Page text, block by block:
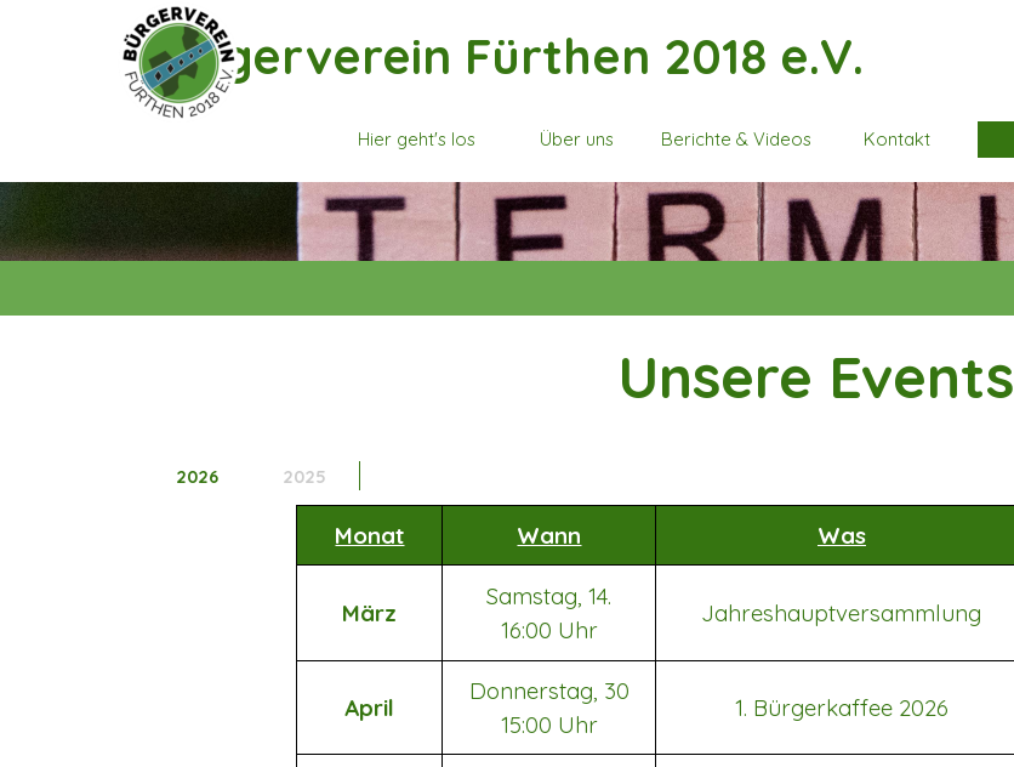
Direkt zum Seiteninhalt
Bürgerverein Fürthen 2018 e.V.
Menü überspringen
Hier geht's los Über uns ▼
Berichte & Videos ▼
Kontakt
Unsere Events
2026 2025
Monat Wann Was
März
Samstag, 14.
16:00 Uhr
Jahreshauptversammlung
April
Donnerstag, 30
15:00 Uhr
1. Bürgerkaffee 2026